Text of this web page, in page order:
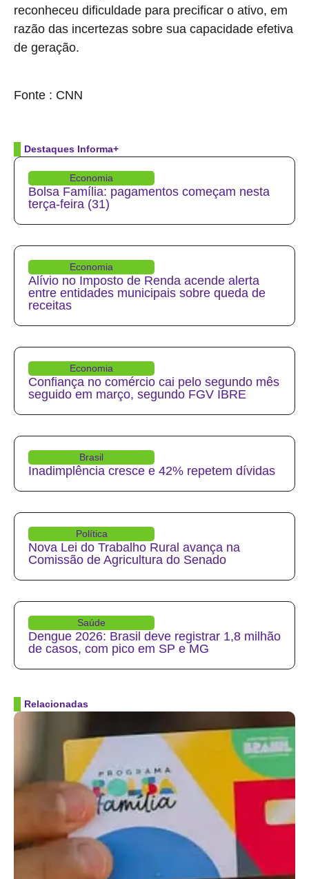
reconheceu dificuldade para precificar o ativo, em
razão das incertezas sobre sua capacidade efetiva
de geração.
Fonte : CNN
Destaques Informa+
Economia
Bolsa Família: pagamentos começam nesta
terça-feira (31)
Economia
Alívio no Imposto de Renda acende alerta
entre entidades municipais sobre queda de
receitas
Economia
Confiança no comércio cai pelo segundo mês
seguido em março, segundo FGV IBRE
Brasil
Inadimplência cresce e 42% repetem dívidas
Política
Nova Lei do Trabalho Rural avança na
Comissão de Agricultura do Senado
Saúde
Dengue 2026: Brasil deve registrar 1,8 milhão
de casos, com pico em SP e MG
Relacionadas